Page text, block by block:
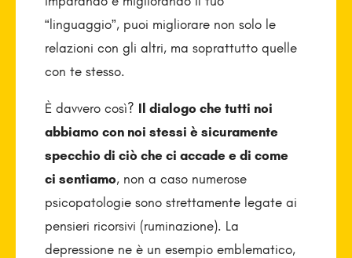
“linguaggio”, puoi migliorare non solo le
relazioni con gli altri, ma soprattutto quelle
con te stesso.
È davvero così? Il dialogo che tutti noi
abbiamo con noi stessi è sicuramente
specchio di ciò che ci accade e di come
ci sentiamo, non a caso numerose
psicopatologie sono strettamente legate ai
pensieri ricorsivi (ruminazione). La
depressione ne è un esempio emblematico,